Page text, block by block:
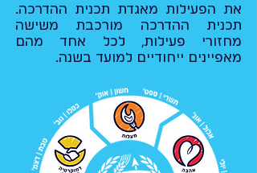
את הפעילות מאגדת תכנית ההדרכה.
תכנית ההדרכה מורכבת משישה
מחזורי פעילות, לכל אחד מהם
מאפיינים ייחודיים למועד בשנה.